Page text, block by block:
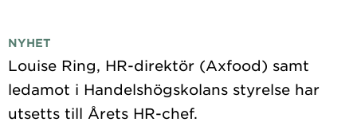
NYHET
Louise Ring, HR-direktör (Axfood) samt
ledamot i Handelshögskolans styrelse har